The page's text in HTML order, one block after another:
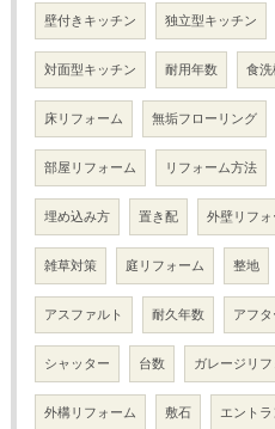
壁付きキッチン 独立型キッチン
対面型キッチン 耐用年数 食
床リフォーム 無垢フローリング
部屋リフォーム リフォーム方法
埋め込み方 置き配 外壁リフォ
雑草対策 庭リフォーム 整地
アスファルト 耐久年数 アフ
シャッター 台数 ガレージリ
外構リフォーム 敷石 エントラ